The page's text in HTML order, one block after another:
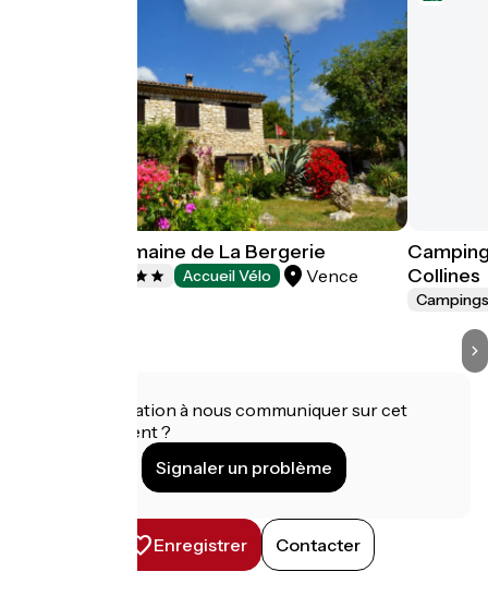
Camping Domaine de La Bergerie
Accueil Vélo Vence
Collines
Une information à nous communiquer sur cet
établissement ?
Signaler un problème
Enregistrer Contacter